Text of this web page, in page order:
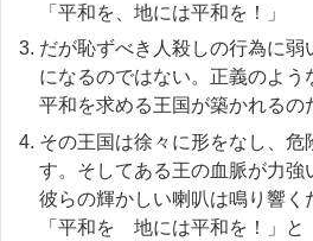
「平和を、地には平和を！」
だが恥ずべき人殺しの行為に弱
になるのではない。正義のよう
平和を求める王国が築かれるの
その王国は徐々に形をなし、危
す。そしてある王の血脈が力強
彼らの輝かしい喇叭は鳴り響く
「平和を 地には平和を！」と